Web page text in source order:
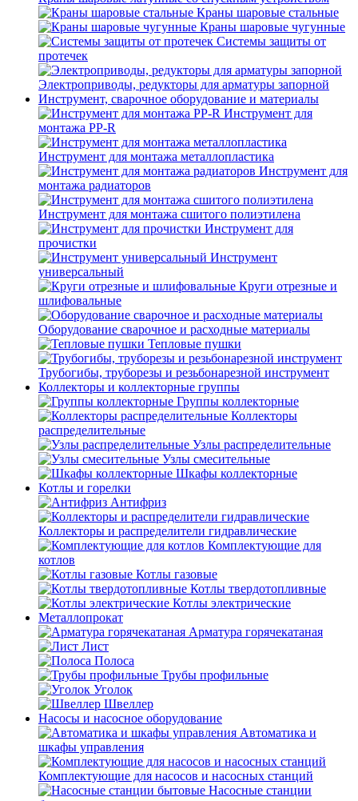
Краны шаровые стальные
Краны шаровые чугунные
Системы защиты от
протечек
Электроприводы, редукторы для арматуры запорной
Инструмент, сварочное оборудование и материалы
Инструмент для
монтажа PP-R
Инструмент для монтажа металлопластика
Инструмент для
монтажа радиаторов
Инструмент для монтажа сшитого полиэтилена
Инструмент для
прочистки
Инструмент
универсальный
Круги отрезные и
шлифовальные
Оборудование сварочное и расходные материалы
Тепловые пушки
Трубогибы, труборезы и резьбонарезной инструмент
Коллекторы и коллекторные группы
Группы коллекторные
Коллекторы
распределительные
Узлы распределительные
Узлы смесительные
Шкафы коллекторные
Котлы и горелки
Антифриз
Коллекторы и распределители гидравлические
Комплектующие для
котлов
Котлы газовые
Котлы твердотопливные
Котлы электрические
Металлопрокат
Арматура горячекатаная
Лист
Полоса
Трубы профильные
Уголок
Швеллер
Насосы и насосное оборудование
Автоматика и
шкафы управления
Комплектующие для насосов и насосных станций
Насосные станции